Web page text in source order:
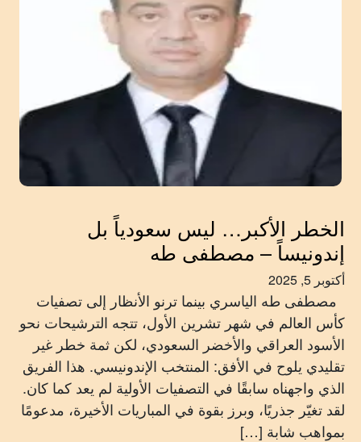
الخطر الأكبر… ليس سعودياً بل
إندونيساً – مصطفى طه
أكتوبر 5, 2025
مصطفى طه الياسري بينما ترنو الأنظار إلى تصفيات
كأس العالم في شهر تشرين الأول، تتجه الترشيحات نحو
الأسود العراقي والأخضر السعودي، لكن ثمة خطر غير
تقليدي يلوح في الأفق: المنتخب الإندونيسي. هذا الفريق
الذي واجهناه سابقًا في التصفيات الأولية لم يعد كما كان.
لقد تغيّر جذريًا، وبرز بقوة في المباريات الأخيرة، مدعومًا
بمواهب شابة […]